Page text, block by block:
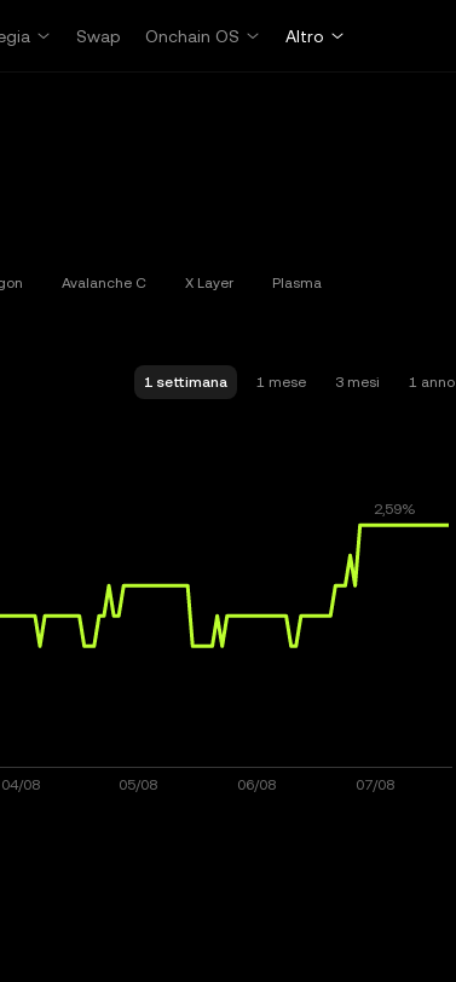
Swap Onchain OS Altro
Avalanche C X Layer Plasma
1 settimana 1 mese 3 mesi 1 anno